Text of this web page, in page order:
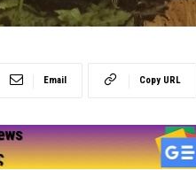
Email Copy URL